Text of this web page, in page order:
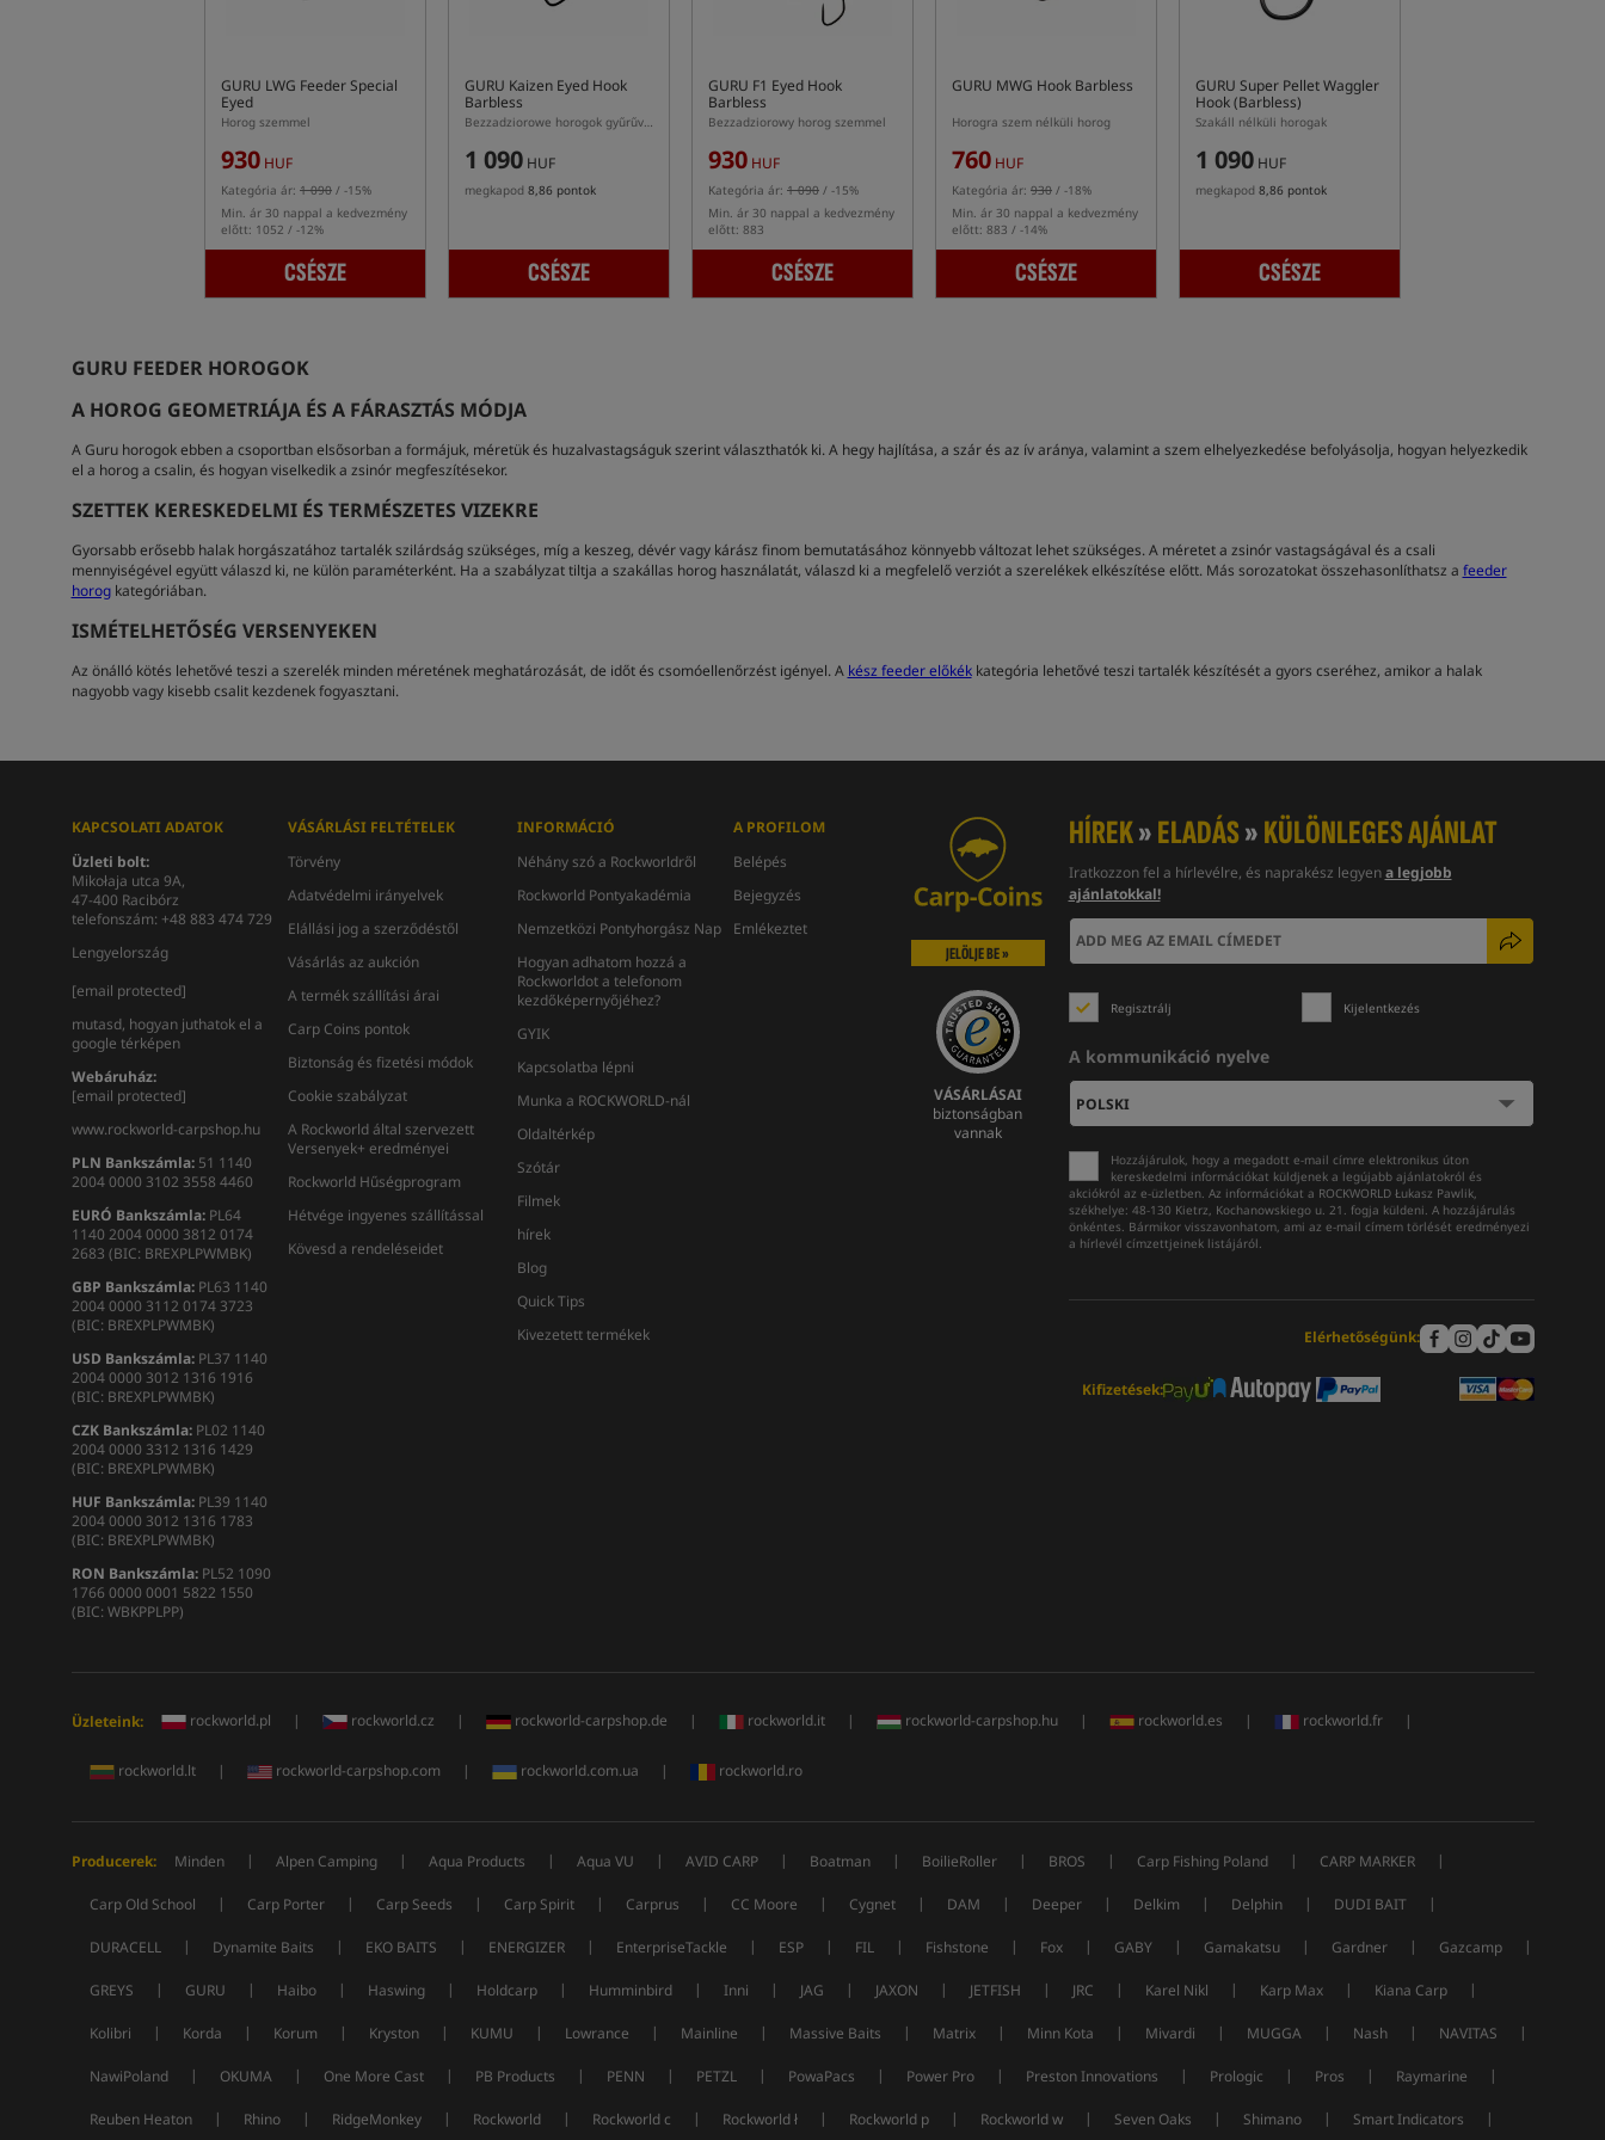
GURU LWG Feeder Special
Eyed
Horog szemmel
930 HUF
Kategória ár: 1 090 / -15%
Min. ár 30 nappal a kedvezmény
előtt: 1052 / -12%
CSÉSZE
GURU Kaizen Eyed Hook
Barbless
Bezzadziorowe horogok gyűrűvel
1 090 HUF
megkapod 8,86 pontok
CSÉSZE
GURU F1 Eyed Hook
Barbless
Bezzadziorowy horog szemmel
930 HUF
Kategória ár: 1 090 / -15%
Min. ár 30 nappal a kedvezmény
előtt: 883
CSÉSZE
GURU MWG Hook Barbless
Horogra szem nélküli horog
760 HUF
Kategória ár: 930 / -18%
Min. ár 30 nappal a kedvezmény
előtt: 883 / -14%
CSÉSZE
GURU Super Pellet Waggler
Hook (Barbless)
Szakáll nélküli horogak
1 090 HUF
megkapod 8,86 pontok
CSÉSZE
GURU FEEDER HOROGOK
A HOROG GEOMETRIÁJA ÉS A FÁRASZTÁS MÓDJA
A Guru horogok ebben a csoportban elsősorban a formájuk, méretük és huzalvastagságuk szerint választhatók ki. A hegy hajlítása, a szár és az ív aránya, valamint a szem elhelyezkedése befolyásolja, hogyan helyezkedik
el a horog a csalin, és hogyan viselkedik a zsinór megfeszítésekor.
SZETTEK KERESKEDELMI ÉS TERMÉSZETES VIZEKRE
Gyorsabb erősebb halak horgászatához tartalék szilárdság szükséges, míg a keszeg, dévér vagy kárász finom bemutatásához könnyebb változat lehet szükséges. A méretet a zsinór vastagságával és a csali
mennyiségével együtt válaszd ki, ne külön paraméterként. Ha a szabályzat tiltja a szakállas horog használatát, válaszd ki a megfelelő verziót a szerelékek elkészítése előtt. Más sorozatokat összehasonlíthatsz a feeder
horogkategóriában.
ISMÉTELHETŐSÉG VERSENYEKEN
Az önálló kötés lehetővé teszi a szerelék minden méretének meghatározását, de időt és csomóellenőrzést igényel. A kész feeder előkékkategória lehetővé teszi tartalék készítését a gyors cseréhez, amikor a halak
nagyobb vagy kisebb csalit kezdenek fogyasztani.
HÍREK»ELADÁS»KÜLÖNLEGES AJÁNLAT
Iratkozzon fel a hírlevélre, és naprakész legyena legjobb
ajánlatokkal!
Regisztrálj Kijelentkezés
A kommunikáció nyelve
Hozzájárulok, hogy a megadott e-mail címre elektronikus úton
kereskedelmi információkat küldjenek a legújabb ajánlatokról és
akciókról az e-üzletben. Az információkat a ROCKWORLD Łukasz Pawlik,
székhelye: 48-130 Kietrz, Kochanowskiego u. 21. fogja küldeni. A hozzájárulás
önkéntes. Bármikor visszavonhatom, ami az e-mail címem törlését eredményezi
a hírlevél címzettjeinek listájáról.
Elérhetőségünk:
Kifizetések:
KAPCSOLATI ADATOK
Üzleti bolt:
Mikołaja utca 9A,
47-400 Racibórz
telefonszám: +48 883 474 729
Lengyelország
[email protected]
mutasd, hogyan juthatok el a
google térképen
Webáruház:
[email protected]
www.rockworld-carpshop.hu
PLN Bankszámla:51 1140
2004 0000 3102 3558 4460
EURÓ Bankszámla:PL64
1140 2004 0000 3812 0174
2683 (BIC: BREXPLPWMBK)
GBP Bankszámla:PL63 1140
2004 0000 3112 0174 3723
(BIC: BREXPLPWMBK)
USD Bankszámla:PL37 1140
2004 0000 3012 1316 1916
(BIC: BREXPLPWMBK)
CZK Bankszámla:PL02 1140
2004 0000 3312 1316 1429
(BIC: BREXPLPWMBK)
HUF Bankszámla:PL39 1140
2004 0000 3012 1316 1783
(BIC: BREXPLPWMBK)
RON Bankszámla:PL52 1090
1766 0000 0001 5822 1550
(BIC: WBKPPLPP)
VÁSÁRLÁSI FELTÉTELEK
Törvény
Adatvédelmi irányelvek
Elállási jog a szerződéstől
Vásárlás az aukción
A termék szállítási árai
Carp Coins pontok
Biztonság és fizetési módok
Cookie szabályzat
A Rockworld által szervezett
Versenyek+ eredményei
Rockworld Hűségprogram
Hétvége ingyenes szállítással
Kövesd a rendeléseidet
INFORMÁCIÓ
Néhány szó a Rockworldről
Rockworld Pontyakadémia
Nemzetközi Pontyhorgász Nap
Hogyan adhatom hozzá a
Rockworldot a telefonom
kezdőképernyőjéhez?
GYIK
Kapcsolatba lépni
Munka a ROCKWORLD-nál
Oldaltérkép
Szótár
Filmek
hírek
Blog
Quick Tips
Kivezetett termékek
A PROFILOM
Belépés
Bejegyzés
Emlékeztet
JELÖLJE BE »
VÁSÁRLÁSAI
biztonságban
vannak
Üzleteink: rockworld.pl | rockworld.cz | rockworld-carpshop.de | rockworld.it | rockworld-carpshop.hu | rockworld.es | rockworld.fr |
rockworld.lt | rockworld-carpshop.com | rockworld.com.ua | rockworld.ro
Producerek: Minden | Alpen Camping | Aqua Products | Aqua VU | AVID CARP | Boatman | BoilieRoller | BROS | Carp Fishing Poland | CARP MARKER |
Carp Old School | Carp Porter | Carp Seeds | Carp Spirit | Carprus | CC Moore | Cygnet | DAM | Deeper | Delkim | Delphin | DUDI BAIT |
DURACELL | Dynamite Baits | EKO BAITS | ENERGIZER | EnterpriseTackle | ESP | FIL | Fishstone | Fox | GABY | Gamakatsu | Gardner | Gazcamp |
GREYS | GURU | Haibo | Haswing | Holdcarp | Humminbird | Inni | JAG | JAXON | JETFISH | JRC | Karel Nikl | Karp Max | Kiana Carp |
Kolibri | Korda | Korum | Kryston | KUMU | Lowrance | Mainline | Massive Baits | Matrix | Minn Kota | Mivardi | MUGGA | Nash | NAVITAS |
NawiPoland | OKUMA | One More Cast | PB Products | PENN | PETZL | PowaPacs | Power Pro | Preston Innovations | Prologic | Pros | Raymarine |
Reuben Heaton | Rhino | RidgeMonkey | Rockworld | Rockworld c | Rockworld ł | Rockworld p | Rockworld w | Seven Oaks | Shimano | Smart Indicators |